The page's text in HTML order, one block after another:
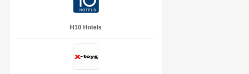
H10 Hotels